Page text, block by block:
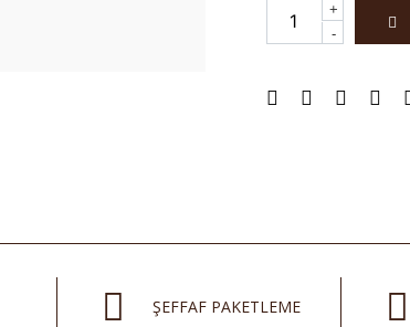
+
-
ŞEFFAF PAKETLEME